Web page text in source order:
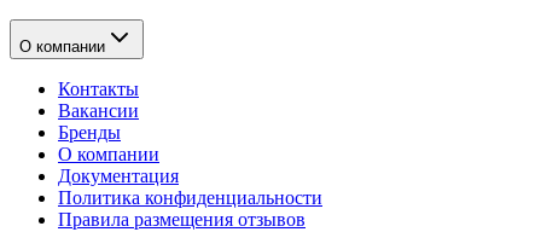
О компании
Контакты
Вакансии
Бренды
О компании
Документация
Политика конфиденциальности
Правила размещения отзывов